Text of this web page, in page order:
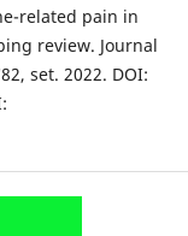
related pain in
review. Journal
set. 2022. DOI: